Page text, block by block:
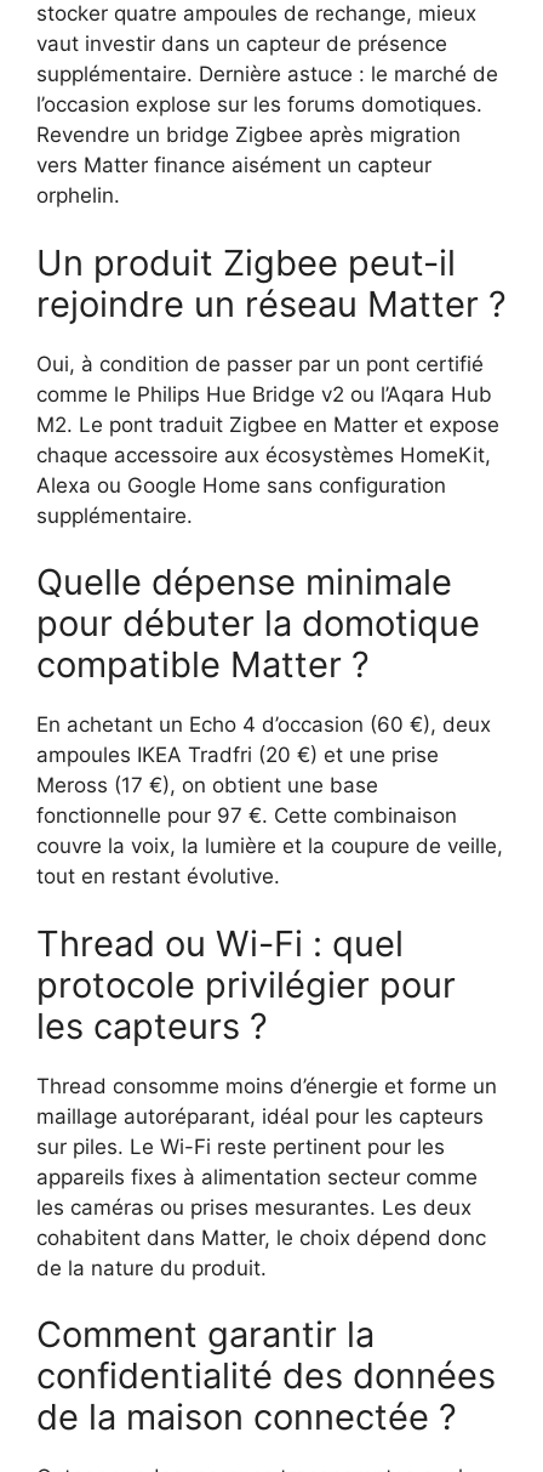
stocker quatre ampoules de rechange, mieux
vaut investir dans un capteur de présence
supplémentaire. Dernière astuce : le marché de
l’occasion explose sur les forums domotiques.
Revendre un bridge Zigbee après migration
vers Matter finance aisément un capteur
orphelin.
Un produit Zigbee peut-il
rejoindre un réseau Matter ?
Oui, à condition de passer par un pont certifié
comme le Philips Hue Bridge v2 ou l’Aqara Hub
M2. Le pont traduit Zigbee en Matter et expose
chaque accessoire aux écosystèmes HomeKit,
Alexa ou Google Home sans configuration
supplémentaire.
Quelle dépense minimale
pour débuter la domotique
compatible Matter ?
En achetant un Echo 4 d’occasion (60 €), deux
ampoules IKEA Tradfri (20 €) et une prise
Meross (17 €), on obtient une base
fonctionnelle pour 97 €. Cette combinaison
couvre la voix, la lumière et la coupure de veille,
tout en restant évolutive.
Thread ou Wi-Fi : quel
protocole privilégier pour
les capteurs ?
Thread consomme moins d’énergie et forme un
maillage autoréparant, idéal pour les capteurs
sur piles. Le Wi-Fi reste pertinent pour les
appareils fixes à alimentation secteur comme
les caméras ou prises mesurantes. Les deux
cohabitent dans Matter, le choix dépend donc
de la nature du produit.
Comment garantir la
confidentialité des données
de la maison connectée ?